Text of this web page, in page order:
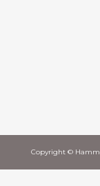
Copyright ©